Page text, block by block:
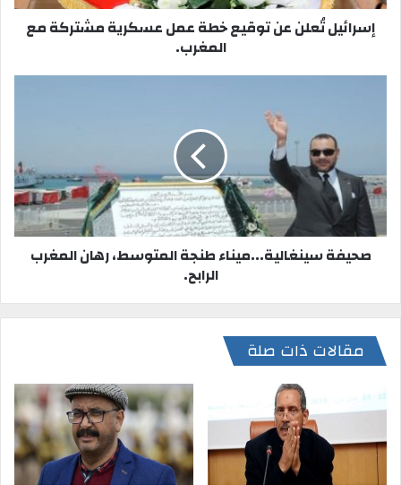
إسرائيل تُعلن عن توقيع خطة عمل عسكرية مشتركة مع
المغرب.
صحيفة سينغالية...ميناء طنجة المتوسط، رهان المغرب
الرابح.
مقالات ذات صلة